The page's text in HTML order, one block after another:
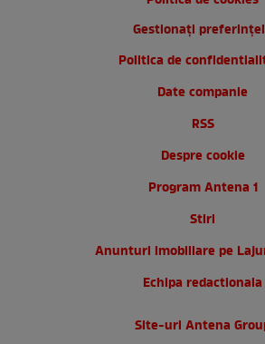
Gestionați
Politica de
Date companie
RSS
Despre cookie
Program Antena 1
Stiri
Anunturi imobiliare pe
Echipa redactionala
Site-uri Antena